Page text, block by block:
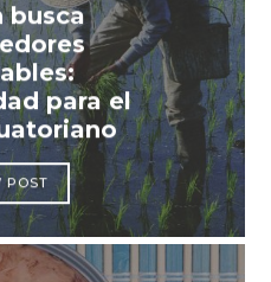
busca
para el
POST